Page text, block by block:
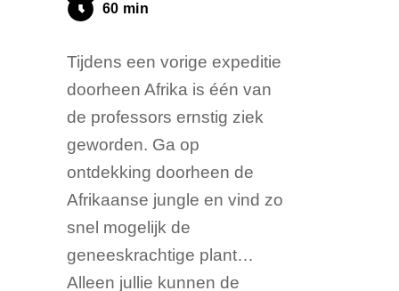
60 min
Tijdens een vorige expeditie
doorheen Afrika is één van
de professors ernstig ziek
geworden. Ga op
ontdekking doorheen de
Afrikaanse jungle en vind zo
snel mogelijk de
geneeskrachtige plant…
Alleen jullie kunnen de